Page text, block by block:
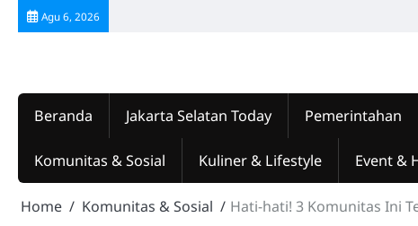
Skip
Agu 6, 2026
Beranda Jakarta Selatan Today Pemerintahan
Komunitas & Sosial Kuliner & Lifestyle Event &
Home Komunitas & Sosial Hati-hati! 3 Komunitas Ini